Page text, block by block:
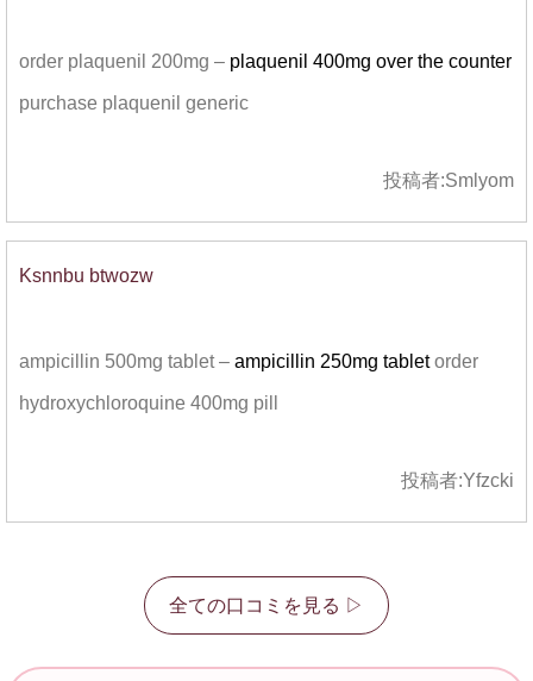
order plaquenil 200mg – plaquenil 400mg over the counter
purchase plaquenil generic
投稿者:Smlyom
Ksnnbu btwozw
ampicillin 500mg tablet – ampicillin 250mg tabletorder
hydroxychloroquine 400mg pill
投稿者:Yfzcki
全ての口コミを見る ▷